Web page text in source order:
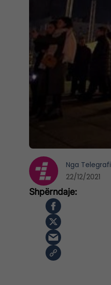
Nga Telegrafi
22/12/2021